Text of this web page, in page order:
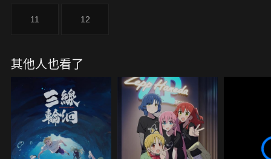
11 12
其他人也看了